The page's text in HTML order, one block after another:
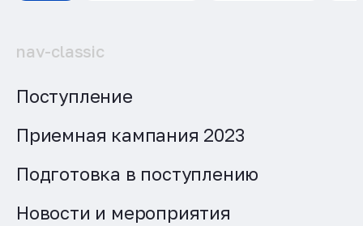
nav-classic
Поступление
Приемная кампания 2023
Подготовка в поступлению
Новости и мероприятия